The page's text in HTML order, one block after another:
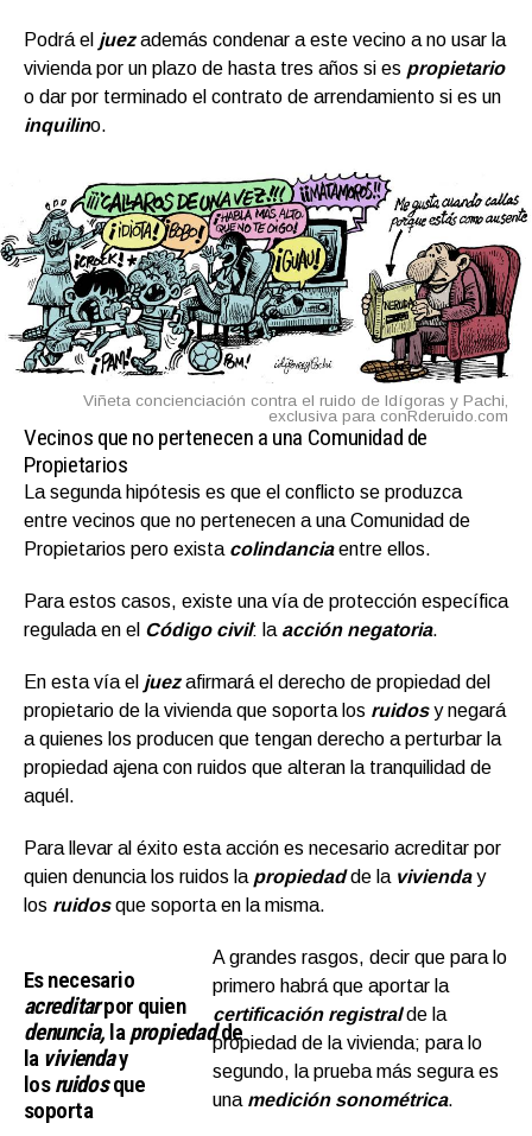
Podrá el juezademás condenar a este vecino a no usar la
vivienda por un plazo de hasta tres años si es propietario
o dar por terminado el contrato de arrendamiento si es un
inquilino.
Viñeta concienciación contra el ruido de Idígoras y Pachi,
exclusiva para conRderuido.com
Vecinos que no pertenecen a una Comunidad de
Propietarios
La segunda hipótesis es que el conflicto se produzca
entre vecinos que no pertenecen a una Comunidad de
Propietarios pero exista colindanciaentre ellos.
Para estos casos, existe una vía de protección específica
regulada en el Código civil: la acción negatoria.
En esta vía el juezafirmará el derecho de propiedad del
propietario de la vivienda que soporta los ruidosy negará
a quienes los producen que tengan derecho a perturbar la
propiedad ajena con ruidos que alteran la tranquilidad de
aquél.
Para llevar al éxito esta acción es necesario acreditar por
quien denuncia los ruidos la propiedadde lavivienday
los ruidosque soporta en la misma.
Es necesario
acreditarpor quien
denuncia, lapropiedadde
lavivienday
losruidosque
soporta
A grandes rasgos, decir que para lo
primero habrá que aportar la
certificación registral de la
propiedad de la vivienda; para lo
segundo, la prueba más segura es
una medición sonométrica.